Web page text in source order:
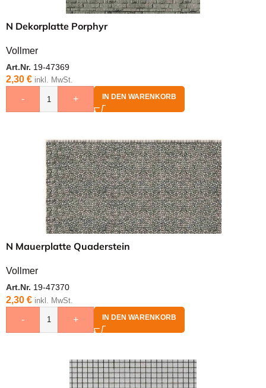
N Dekorplatte Porphyr
Vollmer
Art.Nr. 19-47369
2,30 € inkl. MwSt.
- + IN DEN WARENKORB
N Mauerplatte Quaderstein
Vollmer
Art.Nr. 19-47370
2,30 € inkl. MwSt.
- + IN DEN WARENKORB